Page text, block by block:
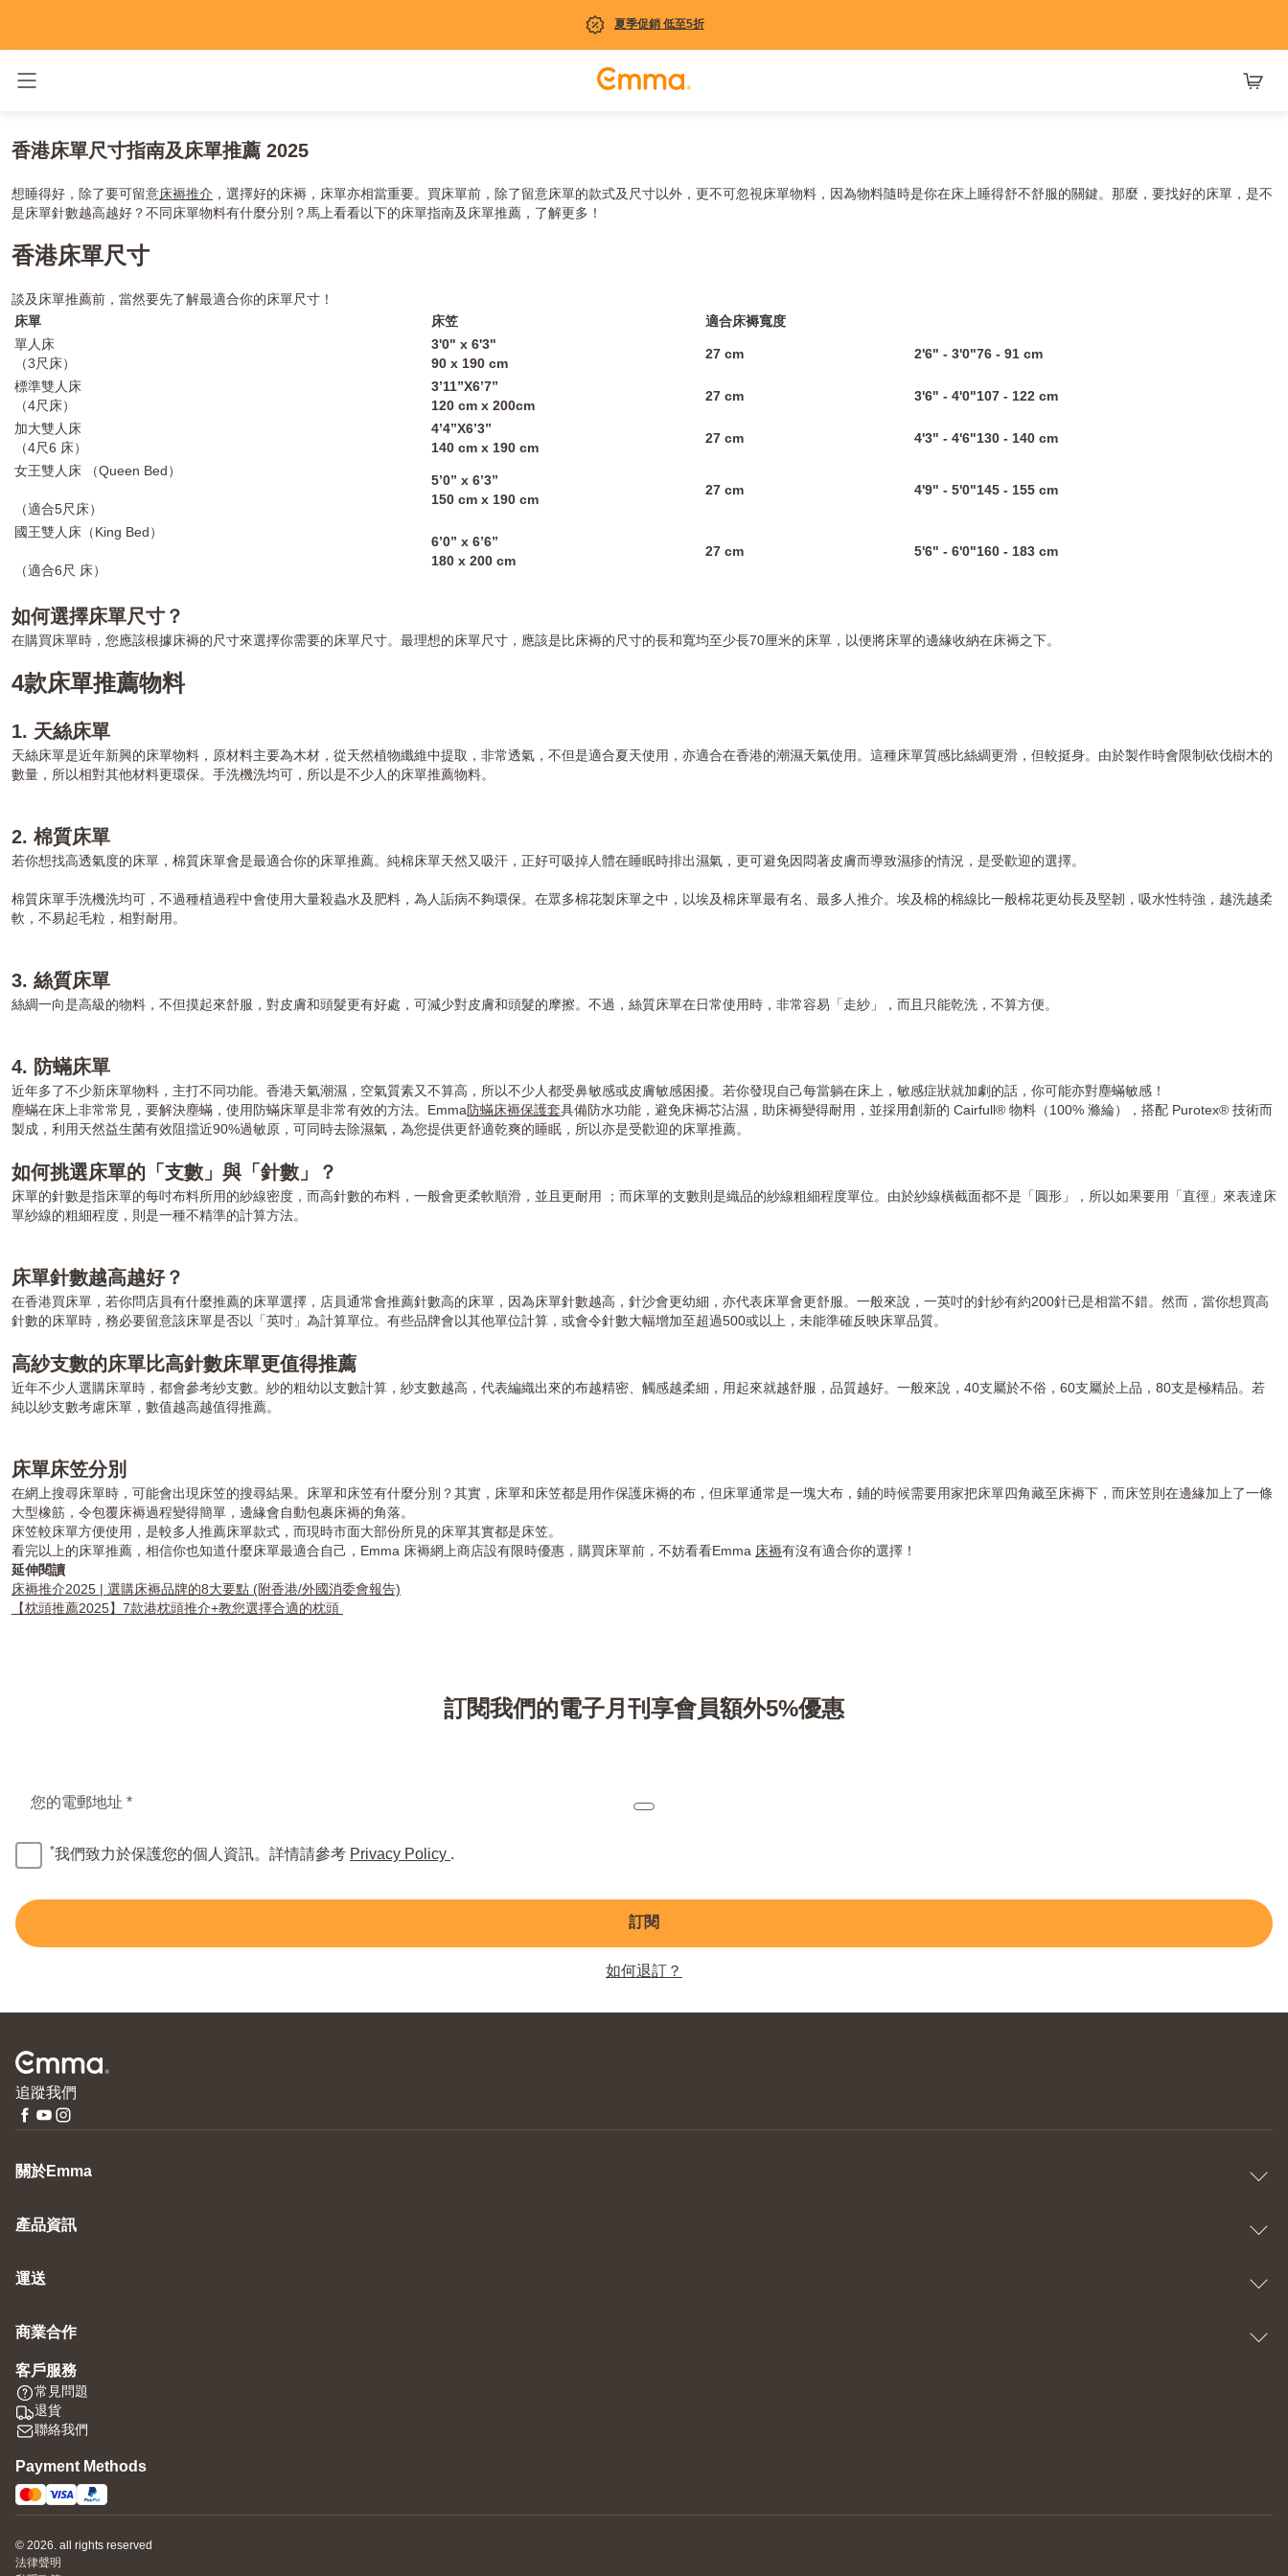
夏季促銷 低至5折
香港床單尺寸指南及床單推薦 2025
想睡得好，除了要可留意床褥推介 ，選擇好的床褥，床單亦相當重要。買床單前，除了留意床單的款式及尺寸以外，更不可忽視床單物料，因為物料隨時是你在床上睡得舒不舒服的關鍵。那麼，要找好的床單，是不
是床單針數越高越好？不同床單物料有什麼分別？馬上看看以下的床單指南及床單推薦，了解更多！
香港床單尺寸
談及床單推薦前，當然要先了解最適合你的床單尺寸！
床單
床笠
適合床褥寬度
單人床
（3尺床）
3'0" x 6'3"
90 x 190 cm
27 cm 2'6" - 3'0"76 - 91 cm
標準雙人床
（4尺床）
3’11”X6’7”
120 cm x 200cm
27 cm 3'6" - 4'0"107 - 122 cm
加大雙人床
（4尺6 床）
4’4”X6’3”
140 cm x 190 cm
27 cm 4'3" - 4'6"130 - 140 cm
女王雙人床 （Queen Bed）
（適合5尺床）
5’0” x 6’3”
150 cm x 190 cm
27 cm 4'9" - 5'0"145 - 155 cm
國王雙人床（King Bed）
（適合6尺 床）
6’0” x 6’6”
180 x 200 cm
27 cm 5'6" - 6'0"160 - 183 cm
如何選擇床單尺寸？
在購買床單時，您應該根據床褥的尺寸來選擇你需要的床單尺寸。最理想的床單尺寸，應該是比床褥的尺寸的長和寬均至少長70厘米的床單，以便將床單的邊緣收納在床褥之下。
4款床單推薦物料
1. 天絲床單
天絲床單是近年新興的床單物料，原材料主要為木材，從天然植物纖維中提取，非常透氣，不但是適合夏天使用，亦適合在香港的潮濕天氣使用。這種床單質感比絲綢更滑，但較挺身。由於製作時會限制砍伐樹木的
數量，所以相對其他材料更環保。手洗機洗均可，所以是不少人的床單推薦物料。
2. 棉質床單
若你想找高透氣度的床單，棉質床單會是最適合你的床單推薦。純棉床單天然又吸汗，正好可吸掉人體在睡眠時排出濕氣，更可避免因悶著皮膚而導致濕疹的情況，是受歡迎的選擇。
棉質床單手洗機洗均可，不過種植過程中會使用大量殺蟲水及肥料，為人詬病不夠環保。在眾多棉花製床單之中，以埃及棉床單最有名、最多人推介。埃及棉的棉線比一般棉花更幼長及堅韌，吸水性特強，越洗越柔
軟，不易起毛粒，相對耐用。
3. 絲質床單
絲綢一向是高級的物料，不但摸起來舒服，對皮膚和頭髮更有好處，可減少對皮膚和頭髮的摩擦。不過，絲質床單在日常使用時，非常容易「走紗」，而且只能乾洗，不算方便。
4. 防蟎床單
近年多了不少新床單物料，主打不同功能。香港天氣潮濕，空氣質素又不算高，所以不少人都受鼻敏感或皮膚敏感困擾。若你發現自己每當躺在床上，敏感症狀就加劇的話，你可能亦對塵蟎敏感！
塵蟎在床上非常常見，要解決塵蟎，使用防蟎床單是非常有效的方法。Emma防蟎床褥保護套具備防水功能，避免床褥芯沾濕，助床褥變得耐用，並採用創新的 Cairfull® 物料（100% 滌綸），搭配 Purotex® 技術而
製成，利用天然益生菌有效阻擋近90%過敏原，可同時去除濕氣，為您提供更舒適乾爽的睡眠，所以亦是受歡迎的床單推薦。
如何挑選床單的「支數」與「針數」？
床單的針數是指床單的每吋布料所用的紗線密度，而高針數的布料，一般會更柔軟順滑，並且更耐用 ；而床單的支數則是織品的紗線粗細程度單位。由於紗線橫截面都不是「圓形」，所以如果要用「直徑」來表達床
單紗線的粗細程度，則是一種不精準的計算方法。
床單針數越高越好？
在香港買床單，若你問店員有什麼推薦的床單選擇，店員通常會推薦針數高的床單，因為床單針數越高，針沙會更幼細，亦代表床單會更舒服。一般來說，一英吋的針紗有約200針已是相當不錯。然而，當你想買高
針數的床單時，務必要留意該床單是否以「英吋」為計算單位。有些品牌會以其他單位計算，或會令針數大幅增加至超過500或以上，未能準確反映床單品質。
高紗支數的床單比高針數床單更值得推薦
近年不少人選購床單時，都會參考紗支數。紗的粗幼以支數計算，紗支數越高，代表編織出來的布越精密、觸感越柔細，用起來就越舒服，品質越好。一般來說，40支屬於不俗，60支屬於上品，80支是極精品。若
純以紗支數考慮床單，數值越高越值得推薦。
床單床笠分別
在網上搜尋床單時，可能會出現床笠的搜尋結果。床單和床笠有什麼分別？其實，床單和床笠都是用作保護床褥的布，但床單通常是一塊大布，鋪的時候需要用家把床單四角藏至床褥下，而床笠則在邊緣加上了一條
大型橡筋，令包覆床褥過程變得簡單，邊緣會自動包裹床褥的角落。
床笠較床單方便使用，是較多人推薦床單款式，而現時市面大部份所見的床單其實都是床笠。
看完以上的床單推薦，相信你也知道什麼床單最適合自己，Emma 床褥網上商店設有限時優惠，購買床單前，不妨看看Emma 床褥有沒有適合你的選擇！
延伸閱讀
床褥推介2025 | 選購床褥品牌的8大要點 (附香港/外國消委會報告)
【枕頭推薦2025】7款港枕頭推介+教您選擇合適的枕頭
訂閱我們的電子月刊享會員額外5%優惠
您的電郵地址 *
*我們致力於保護您的個人資訊。詳情請參考 Privacy Policy .
訂閱
如何退訂？
追蹤我們
關於Emma
產品資訊
運送
商業合作
客戶服務
常見問題
退貨
聯絡我們
Payment Methods
© 2026. all rights reserved
法律聲明